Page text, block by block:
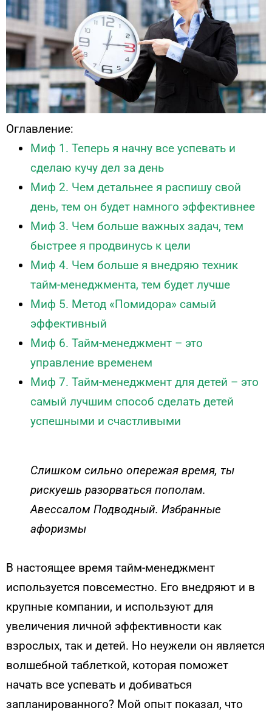
Оглавление:
Миф 1. Теперь я начну все успевать и
сделаю кучу дел за день
Миф 2. Чем детальнее я распишу свой
день, тем он будет намного эффективнее
Миф 3. Чем больше важных задач, тем
быстрее я продвинусь к цели
Миф 4. Чем больше я внедряю техник
тайм-менеджмента, тем будет лучше
Миф 5. Метод «Помидора» самый
эффективный
Миф 6. Тайм-менеджмент – это
управление временем
Миф 7. Тайм-менеджмент для детей – это
самый лучшим способ сделать детей
успешными и счастливыми
Слишком сильно опережая время, ты
рискуешь разорваться пополам.
Авессалом Подводный. Избранные
афоризмы
В настоящее время тайм-менеджмент
используется повсеместно. Его внедряют и в
крупные компании, и используют для
увеличения личной эффективности как
взрослых, так и детей. Но неужели он является
волшебной таблеткой, которая поможет
начать все успевать и добиваться
запланированного? Мой опыт показал, что